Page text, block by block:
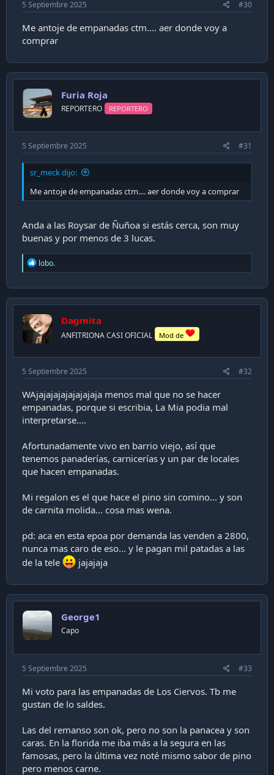
5 Septiembre 2025 #30
Me antoje de empanadas ctm.... aer donde voy a
comprar
Furia Roja
REPORTERO REPORTERO
5 Septiembre 2025 #31
sr_meck dijo:
Me antoje de empanadas ctm.... aer donde voy a comprar
Anda a las Roysar de Ñuñoa si estás cerca, son muy
buenas y por menos de 3 lucas.
R
e
c
t
o
n
s
lobo.
Dagmita
ANFITRIONA CASI OFICIAL Mod de
5 Septiembre 2025 #32
WAjajajajajajajajaja menos mal que no se hacer
empanadas, porque si escribia, La Mia podia mal
interpretarse....
Afortunadamente vivo en barrio viejo, así que
tenemos panaderías, carnicerías y un par de locales
que hacen empanadas.
Mi regalon es el que hace el pino sin comino... y son
de carnita molida... cosa mas wena.
pd: aca en esta epoa por demanda las venden a 2800,
nunca mas caro de eso... y le pagan mil patadas a las
de la tele
jajajaja
George1
Capo
5 Septiembre 2025 #33
Mi voto para las empanadas de Los Ciervos. Tb me
gustan de lo saldes.
Las del remanso son ok, pero no son la panacea y son
caras. En la florida me iba más a la segura en las
famosas, pero la última vez noté mismo sabor de pino
pero menos carne.